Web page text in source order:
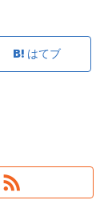
はてブ